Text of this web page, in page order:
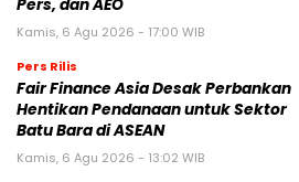
Pers, dan AEO
Kamis, 6 Agu 2026 - 17:00 WIB
Pers Rilis
Fair Finance Asia Desak Perbankan
Hentikan Pendanaan untuk Sektor
Batu Bara di ASEAN
Kamis, 6 Agu 2026 - 13:02 WIB